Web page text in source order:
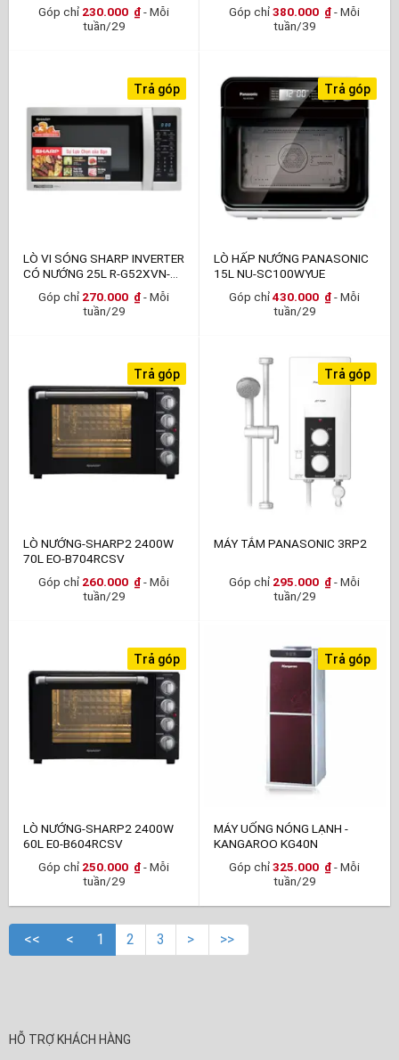
Góp chỉ 230.000 ₫ - Mỗi
tuần/29
Góp chỉ380.000 ₫ - Mỗi
tuần/39
Trả góp
LÒ VI SÓNG SHARP INVERTER
CÓ NƯỚNG 25L R-G52XVN-
Góp chỉ 270.000 ₫ - Mỗi
tuần/29
Trả góp
LÒ HẤP NƯỚNG PANASONIC
15L NU-SC100WYUE
Góp chỉ430.000 ₫ - Mỗi
tuần/29
Trả góp
LÒ NƯỚNG-SHARP2 2400W
70L EO-B704RCSV
Góp chỉ 260.000 ₫ - Mỗi
tuần/29
Trả góp
MÁY TẮM PANASONIC 3RP2
Góp chỉ 295.000 ₫ - Mỗi
tuần/29
Trả góp
LÒ NƯỚNG-SHARP2 2400W
60L E0-B604RCSV
Góp chỉ 250.000 ₫ - Mỗi
tuần/29
Trả góp
MÁY UỐNG NÓNG LẠNH -
KANGAROO KG40N
Góp chỉ325.000 ₫ - Mỗi
tuần/29
<< < 1 2 3 > >>
HỖ TRỢ KHÁCH HÀNG